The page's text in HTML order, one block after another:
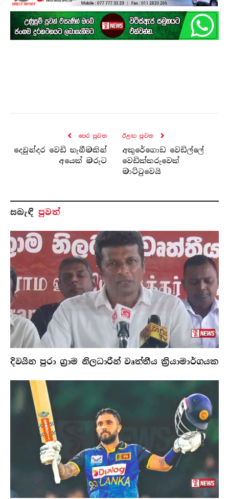
පෙර පුව​ත
දෙවුන්දර වෙඩි තැබීමකින්
අයෙක් මරුට
ඊළඟ පුව​ත
අකුරේගොඩ වෙඩිල්ලේ
වෙඩික්කරුවෙක්
මාට්ටුවෙයි
සබැ​ඳි පුවත්
දිවයින පුරා ග්‍රාම නිලධාරීන් වෘත්තීය ක්‍රියාමාර්ගයක